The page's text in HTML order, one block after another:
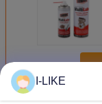
অধিকমাল্টি পারপাস
I-LIKE